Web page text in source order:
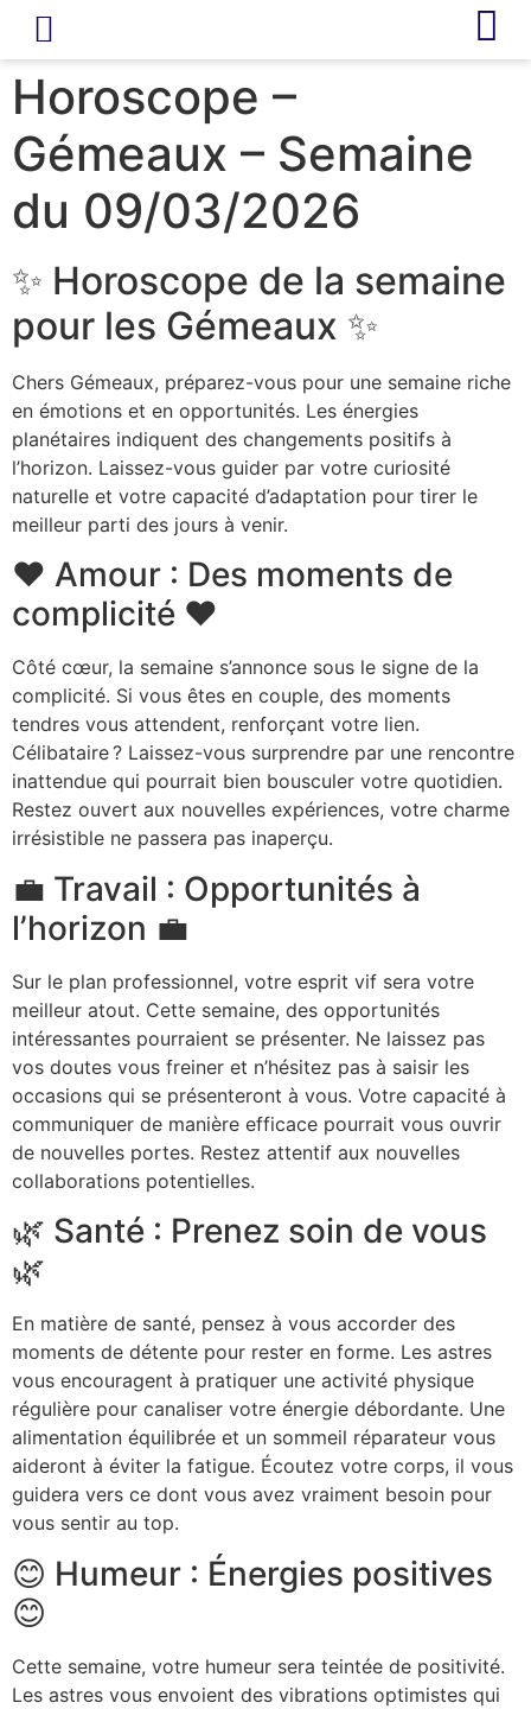
Horoscope –
Gémeaux – Semaine
du 09/03/2026
✨ Horoscope de la semaine
pour les Gémeaux ✨
Chers Gémeaux, préparez-vous pour une semaine riche
en émotions et en opportunités. Les énergies
planétaires indiquent des changements positifs à
l’horizon. Laissez-vous guider par votre curiosité
naturelle et votre capacité d’adaptation pour tirer le
meilleur parti des jours à venir.
❤️ Amour : Des moments de
complicité ❤️
Côté cœur, la semaine s’annonce sous le signe de la
complicité. Si vous êtes en couple, des moments
tendres vous attendent, renforçant votre lien.
Célibataire ? Laissez-vous surprendre par une rencontre
inattendue qui pourrait bien bousculer votre quotidien.
Restez ouvert aux nouvelles expériences, votre charme
irrésistible ne passera pas inaperçu.
💼 Travail : Opportunités à
l’horizon 💼
Sur le plan professionnel, votre esprit vif sera votre
meilleur atout. Cette semaine, des opportunités
intéressantes pourraient se présenter. Ne laissez pas
vos doutes vous freiner et n’hésitez pas à saisir les
occasions qui se présenteront à vous. Votre capacité à
communiquer de manière efficace pourrait vous ouvrir
de nouvelles portes. Restez attentif aux nouvelles
collaborations potentielles.
🌿 Santé : Prenez soin de vous
🌿
En matière de santé, pensez à vous accorder des
moments de détente pour rester en forme. Les astres
vous encouragent à pratiquer une activité physique
régulière pour canaliser votre énergie débordante. Une
alimentation équilibrée et un sommeil réparateur vous
aideront à éviter la fatigue. Écoutez votre corps, il vous
guidera vers ce dont vous avez vraiment besoin pour
vous sentir au top.
😊 Humeur : Énergies positives
😊
Cette semaine, votre humeur sera teintée de positivité.
Les astres vous envoient des vibrations optimistes qui